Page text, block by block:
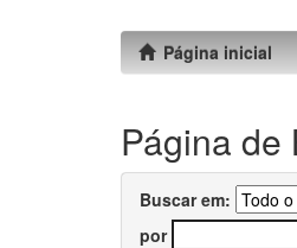
Página inicial
Página de
Buscar em:
por